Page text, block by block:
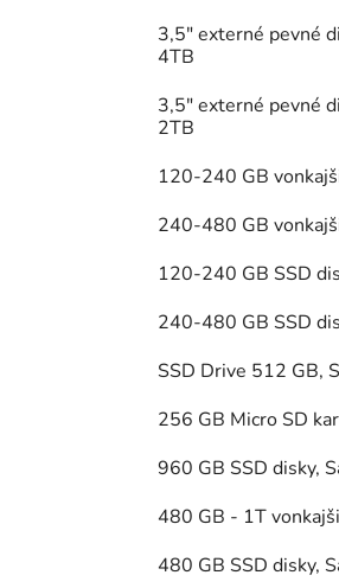
3,5" externé pevné
4TB
3,5" externé pevné
2TB
120-240 GB
240-480 GB
120-240 GB SSD
240-480 GB SSD
SSD Drive 512 GB,
256 GB Micro SD
960 GB SSD disky,
480 GB - 1T
480 GB SSD disky,